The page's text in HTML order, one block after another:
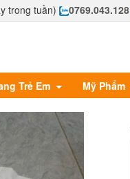
trong tuần) 0769.043.128
Trẻ Em Mỹ Phẩm